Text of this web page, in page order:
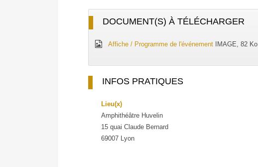
DOCUMENT(S) À TÉLÉCHARGER
Affiche / Programme de l'événement IMAGE, 82 Ko
INFOS PRATIQUES
Lieu(x)
Amphithéâtre Huvelin
15 quai Claude Bernard
69007 Lyon